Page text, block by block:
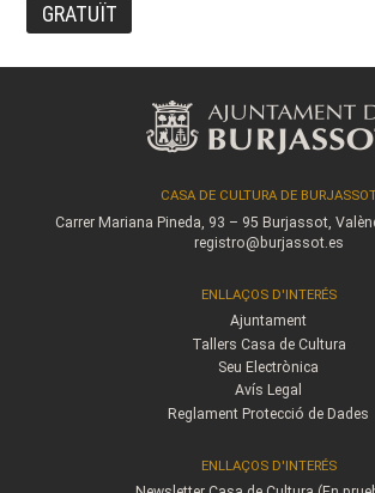
GRATUÏT
CASA DE CULTURA DE
Carrer Mariana Pineda, 93 – 95 Burjassot,
registro@burjassot.es
ENLLAÇOS D'INTERÉS
Ajuntament
Tallers Casa de Cultura
Seu Electrònica
Avís Legal
Reglament Protecció de Dades
ENLLAÇOS D'INTERÉS